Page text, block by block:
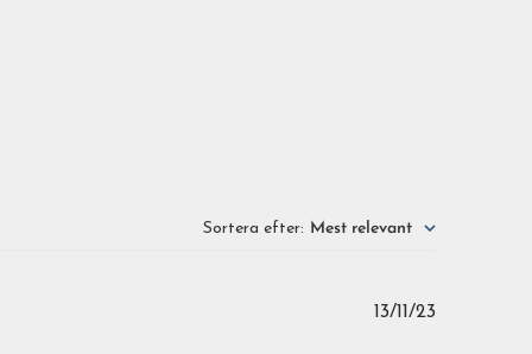
Sortera efter: Mest relevant
13/11/23